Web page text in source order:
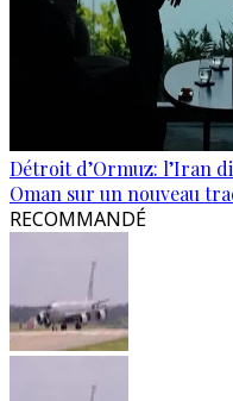
Détroit d’Ormuz: l’Iran
Oman sur un nouveau
RECOMMANDÉ